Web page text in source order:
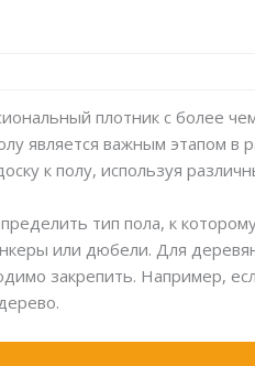
плотник с более
является важным этапом
к полу, используя
тип пола, к
или дюбели. Для
закрепить. Например,